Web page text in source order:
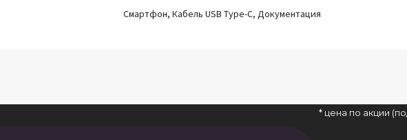
Смартфон, Кабель USB Type-C, Документация
* цена по акции